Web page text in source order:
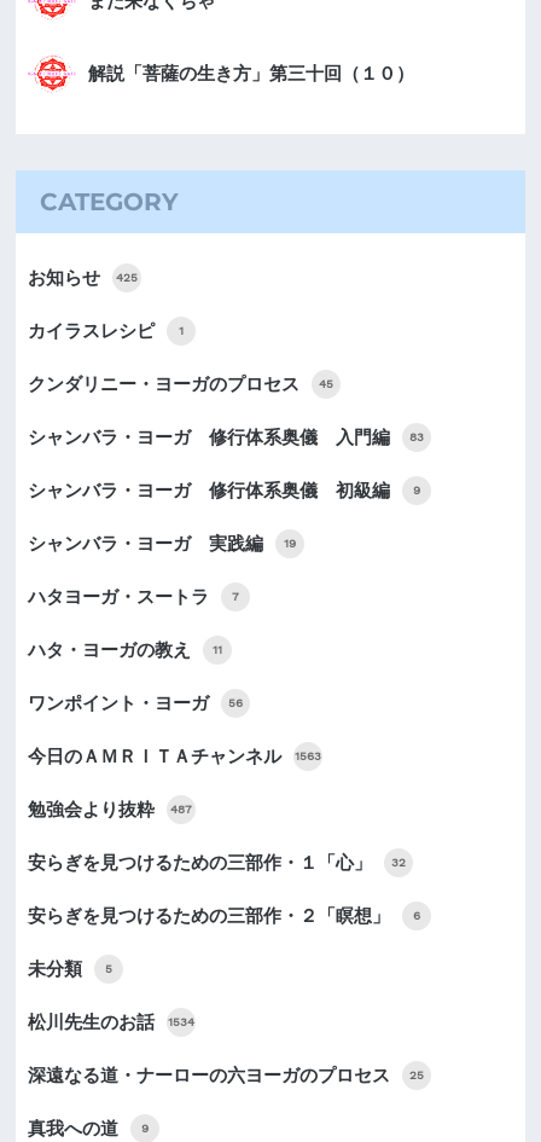
解説「菩薩の生き方」第三十回（１０）
CATEGORY
お知らせ 425
カイラスレシピ 1
クンダリニー・ヨーガのプロセス 45
シャンバラ・ヨーガ 修行体系奥儀 入門編 83
シャンバラ・ヨーガ 修行体系奥儀 初級編 9
シャンバラ・ヨーガ 実践編 19
ハタヨーガ・スートラ 7
ハタ・ヨーガの教え 11
ワンポイント・ヨーガ 56
今日のＡＭＲＩＴＡチャンネル 1563
勉強会より抜粋 487
安らぎを見つけるための三部作・１「心」 32
安らぎを見つけるための三部作・２「瞑想」 6
未分類 5
松川先生のお話 1534
深遠なる道・ナーローの六ヨーガのプロセス 25
真我への道 9